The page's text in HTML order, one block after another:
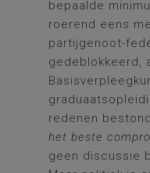
bepaalde
roerend eens
partijgenoot-
gedeblokkeerd,
redenen
het beste
geen discussie